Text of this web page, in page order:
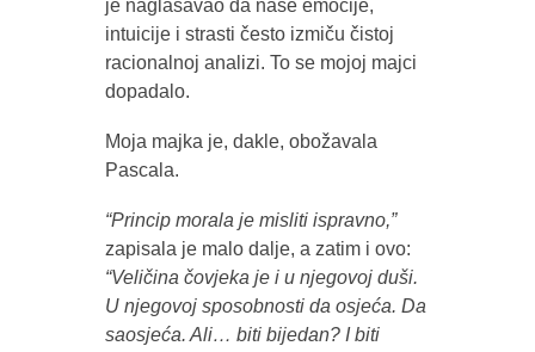
je naglašavao da naše emocije,
intuicije i strasti često izmiču čistoj
racionalnoj analizi. To se mojoj majci
dopadalo.
Moja majka je, dakle, obožavala
Pascala.
“Princip morala je misliti ispravno,”
zapisala je malo dalje, a zatim i ovo:
“Veličina čovjeka je i u njegovoj duši.
U njegovoj sposobnosti da osjeća. Da
saosjeća. Ali… biti bijedan? I biti